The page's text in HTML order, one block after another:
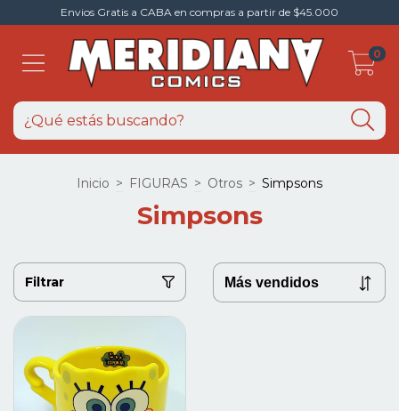
Envios Gratis a CABA en compras a partir de $45.000
0
Inicio > FIGURAS > Otros > Simpsons
Simpsons
Filtrar